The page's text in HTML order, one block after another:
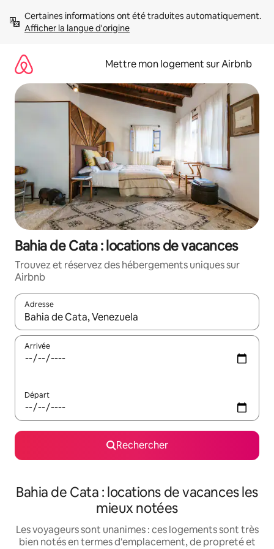
directement
Afficher la langue d'origine
Mettre mon logement sur Airbnb
Bahia de Cata : locations de vacances
Trouvez et réservez des hébergements uniques sur
Airbnb
Adresse
Lorsque les résultats s'affichent, utilisez les flèches vers le
Arrivée
Départ
Rechercher
Bahia de Cata : locations de vacances les
mieux notées
Les voyageurs sont unanimes : ces logements sont très
bien notés en termes d'emplacement, de propreté et